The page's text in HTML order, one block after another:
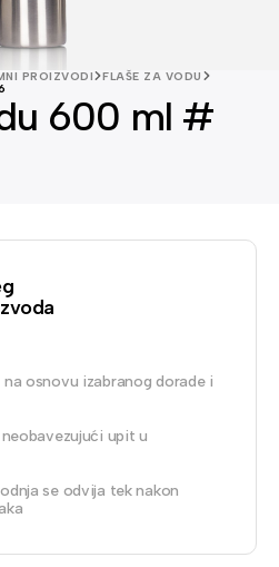
PROIZVODI
FLAŠE ZA VODU
600 ml #
osnovu izabranog dorade i
upit u
se odvija tek nakon